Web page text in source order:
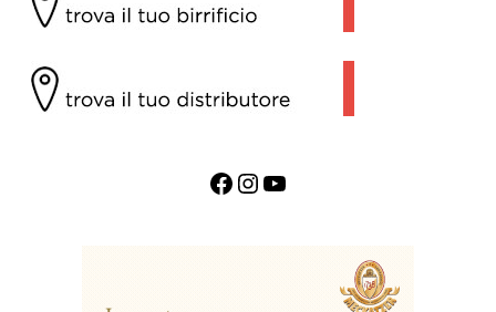
Facebook InstagramYouTube